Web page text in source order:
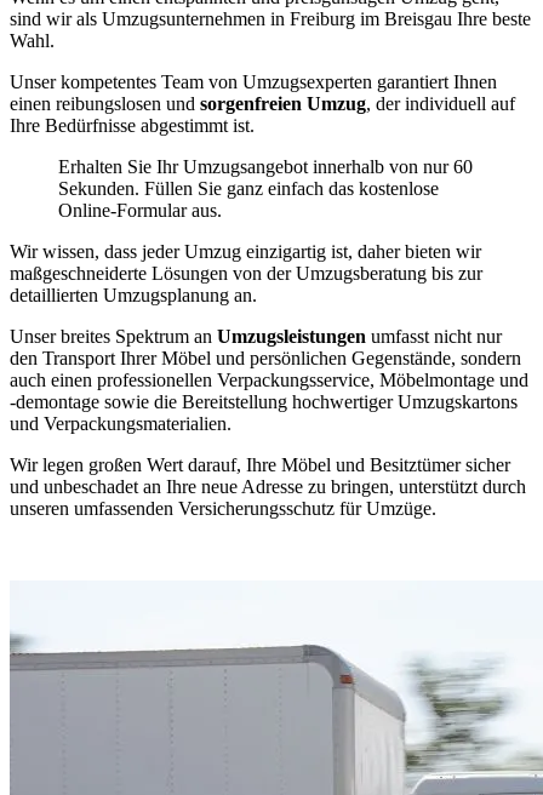
sind wir als Umzugsunternehmen in Freiburg im Breisgau Ihre beste
Wahl.
Unser kompetentes Team von Umzugsexperten garantiert Ihnen
einen reibungslosen und sorgenfreien Umzug, der individuell auf
Ihre Bedürfnisse abgestimmt ist.
Erhalten Sie Ihr Umzugsangebot innerhalb von nur 60
Sekunden. Füllen Sie ganz einfach das kostenlose
Online-Formular aus.
Wir wissen, dass jeder Umzug einzigartig ist, daher bieten wir
maßgeschneiderte Lösungen von der Umzugsberatung bis zur
detaillierten Umzugsplanung an.
Unser breites Spektrum an Umzugsleistungen umfasst nicht nur
den Transport Ihrer Möbel und persönlichen Gegenstände, sondern
auch einen professionellen Verpackungsservice, Möbelmontage und
-demontage sowie die Bereitstellung hochwertiger Umzugskartons
und Verpackungsmaterialien.
Wir legen großen Wert darauf, Ihre Möbel und Besitztümer sicher
und unbeschadet an Ihre neue Adresse zu bringen, unterstützt durch
unseren umfassenden Versicherungsschutz für Umzüge.